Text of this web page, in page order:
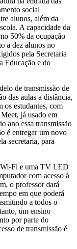
social
alunos, além da
A capacidade da
50% da ocupação
a dez alunos no
pela Secretaria
Educação e do
de transmissão de
das aulas a distância,
os estudantes, com
já usado em
ano essa transmissão
é entregar um novo
secretaria, para
Wi-Fi e uma TV LED
com acesso à
o professor dará
em que poderá
a todos o
um ensino
por parte do
de transmissão é